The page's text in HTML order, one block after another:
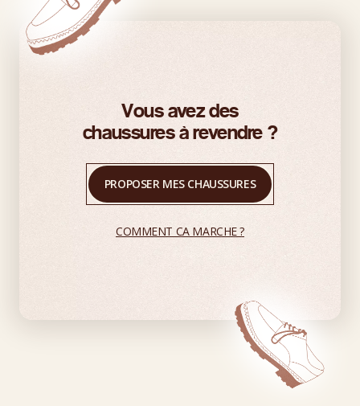
Vous avez des
chaussures à revendre ?
PROPOSER MES CHAUSSURES
COMMENT CA MARCHE ?